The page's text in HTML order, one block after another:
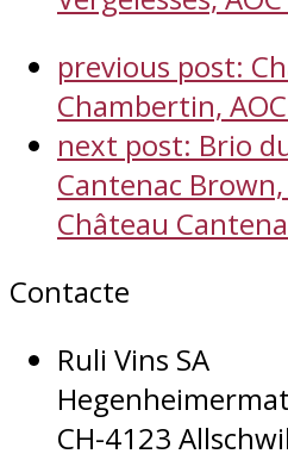
previous post:
Chambertin,
next post: Brio
Cantenac
Château
Contacte
Ruli Vins SA
CH-4123 Allschwil